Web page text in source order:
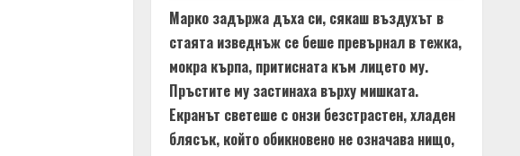
Марко задържа дъха си, сякаш въздухът в
стаята изведнъж се беше превърнал в тежка,
мокра кърпа, притисната към лицето му.
Пръстите му застинаха върху мишката.
Екранът светеше с онзи безстрастен, хладен
блясък, който обикновено не означава нищо,